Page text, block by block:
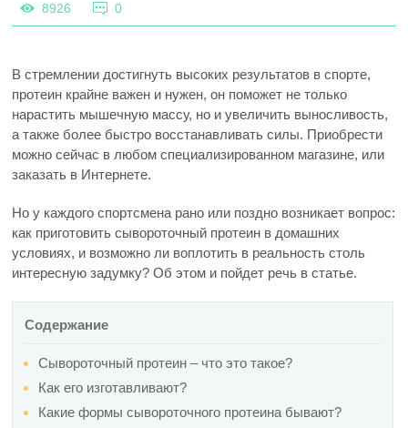
8926 0
В стремлении достигнуть высоких результатов в спорте,
протеин крайне важен и нужен, он поможет не только
нарастить мышечную массу, но и увеличить выносливость,
а также более быстро восстанавливать силы. Приобрести
можно сейчас в любом специализированном магазине, или
заказать в Интернете.
Но у каждого спортсмена рано или поздно возникает вопрос:
как приготовить сывороточный протеин в домашних
условиях, и возможно ли воплотить в реальность столь
интересную задумку? Об этом и пойдет речь в статье.
Содержание
Сывороточный протеин – что это такое?
Как его изготавливают?
Какие формы сывороточного протеина бывают?